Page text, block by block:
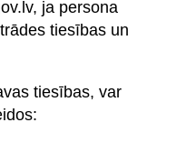
ja persona
tiesības un
tiesības, var